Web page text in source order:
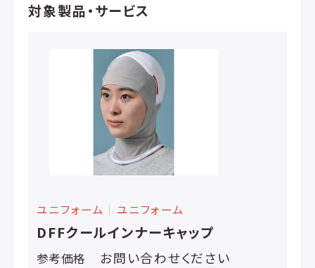
対象製品・サービス
ユニフォーム │ ユニフォーム
DFFクールインナーキャップ
参考価格 お問い合わせください